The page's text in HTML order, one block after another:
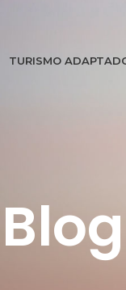
TURISMO
Blog